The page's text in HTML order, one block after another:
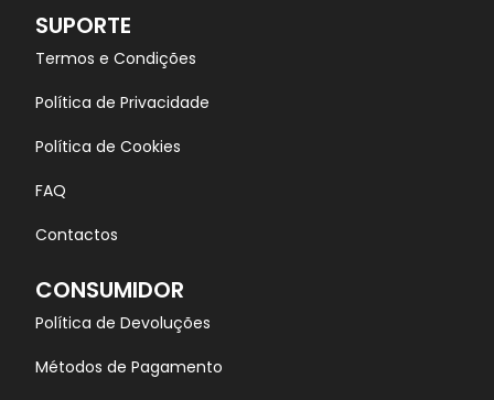
SUPORTE
Termos e Condições
Política de Privacidade
Política de Cookies
FAQ
Contactos
CONSUMIDOR
Política de Devoluções
Métodos de Pagamento